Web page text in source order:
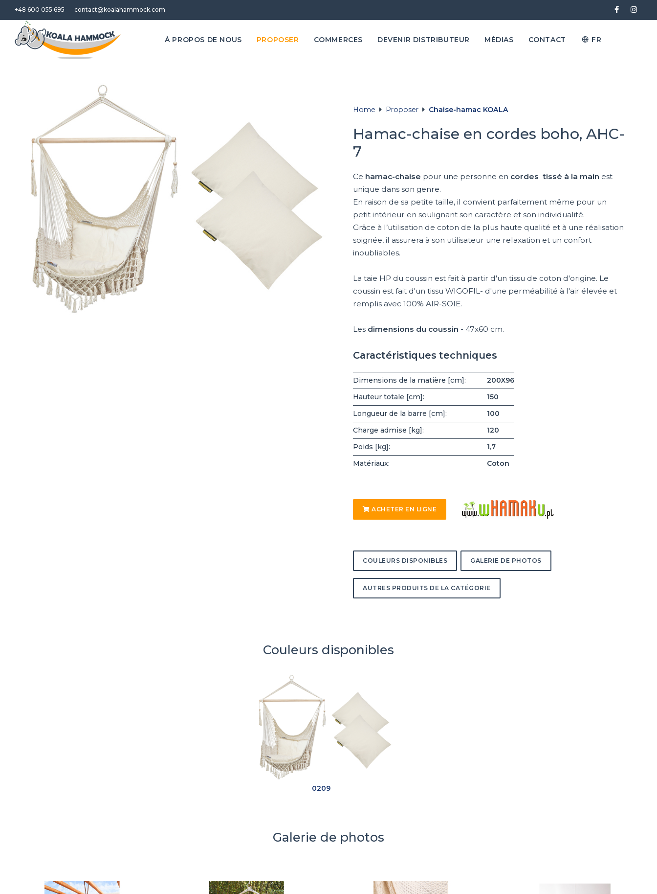
+48 600 055 695 contact@koalahammock.com
À PROPOS DE NOUS PROPOSER COMMERCES DEVENIR DISTRIBUTEUR MÉDIAS CONTACT FR
Home Proposer Chaise-hamac KOALA
Hamac-chaise en cordes boho, AHC-
7
Ce hamac-chaise pour une personne en cordes tissé à la main est
unique dans son genre.
En raison de sa petite taille, il convient parfaitement même pour un
petit intérieur en soulignant son caractère et son individualité.
Grâce à l’utilisation de coton de la plus haute qualité et à une réalisation
soignée, il assurera à son utilisateur une relaxation et un confort
inoubliables.
La taie HP du coussin est fait à partir d'un tissu de coton d'origine. Le
coussin est fait d'un tissu WIGOFIL- d'une perméabilité à l'air élevée et
remplis avec 100% AIR-SOIE.
Les dimensions du coussin - 47x60 cm.
Caractéristiques techniques
Dimensions de la matière [cm]:
200X96
Hauteur totale [cm]:
150
Longueur de la barre [cm]:
100
Charge admise [kg]:
120
Poids [kg]:
1,7
Matériaux:
Coton
ACHETER EN LIGNE
COULEURS DISPONIBLES GALERIE DE PHOTOS
AUTRES PRODUITS DE LA CATÉGORIE
Couleurs disponibles
0209
Galerie de photos